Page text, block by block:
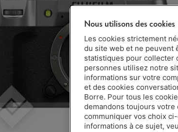
Nous utilisons des cookies
Les cookies strictement
du site web et ne peuvent
statistiques pour collecter
personnes utilisez notre
informations sur votre
et des cookies
Borre. Pour tous les
demandons toujours votre
communiquer vos choix
informations à ce sujet,